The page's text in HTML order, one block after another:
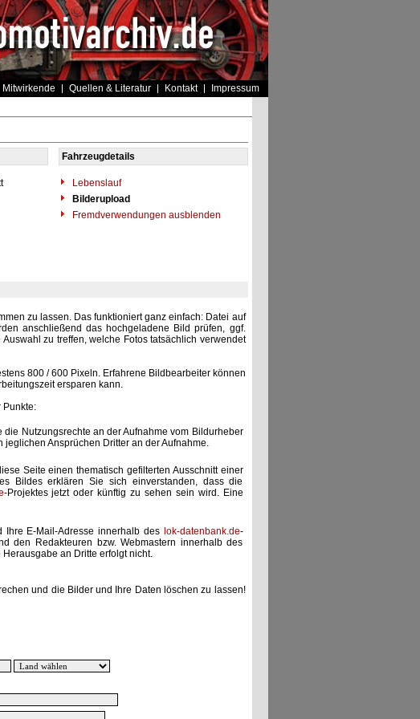
Mitwirkende Quellen & Literatur Kontakt Impressum
Fahrzeugdetails
Lebenslauf
Bilderupload
Fremdverwendungen ausblenden
zu lassen. Das funktioniert ganz einfach: Datei auf
anschließend das hochgeladene Bild prüfen, ggf.
zu treffen, welche Fotos tatsächlich verwendet
800 / 600 Pixeln. Erfahrene Bildbearbeiter können
ersparen kann.
Punkte:
Nutzungsrechte an der Aufnahme vom Bildurheber
jeglichen Ansprüchen Dritter an der Aufnahme.
Seite einen thematisch gefilterten Ausschnitt einer
Bildes erklären Sie sich einverstanden, dass die
-Projektes jetzt oder künftig zu sehen sein wird. Eine
Ihre E-Mail-Adresse innerhalb des lok-datenbank.de-
den Redakteuren bzw. Webmastern innerhalb des
an Dritte erfolgt nicht.
und die Bilder und Ihre Daten löschen zu lassen!